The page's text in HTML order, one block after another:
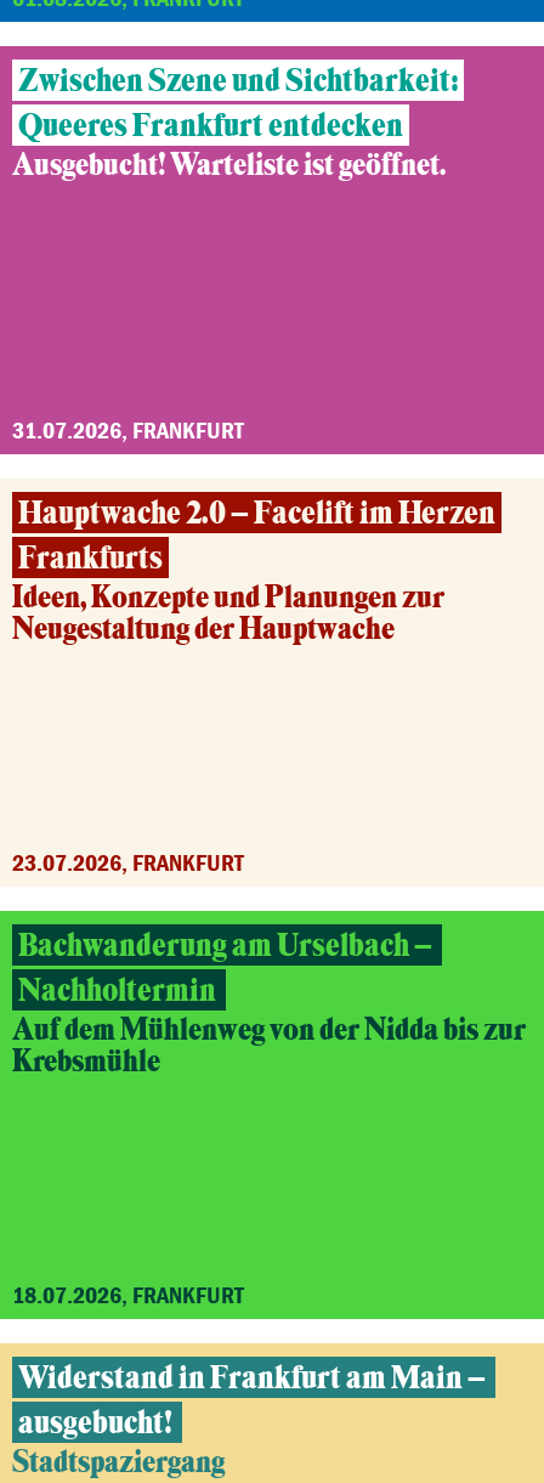
Zwischen Szene und Sichtbarkeit:
Queeres Frankfurt entdecken
Ausgebucht! Warteliste ist geöffnet.
31.07.2026, FRANKFURT
Hauptwache 2.0 – Facelift im Herzen
Frankfurts
Ideen, Konzepte und Planungen zur
Neugestaltung der Hauptwache
23.07.2026, FRANKFURT
Bachwanderung am Urselbach –
Nachholtermin
Auf dem Mühlenweg von der Nidda bis zur
Krebsmühle
18.07.2026, FRANKFURT
Widerstand in Frankfurt am Main –
ausgebucht!
Stadtspaziergang